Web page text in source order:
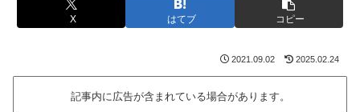
X はてブ コピー
2021.09.02 2025.02.24
記事内に広告が含まれている場合があります。